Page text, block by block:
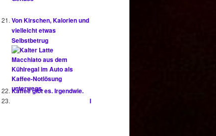
Von Kirschen, Kalorien und
vielleicht etwas
Selbstbetrug
Kaffee gibt es. Irgendwie.
I